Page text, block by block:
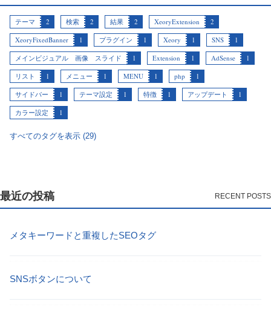
テーマ 2 検索 2 結果 2 XeoryExtension
2
XeoryFixedBanner
1 プラグイン 1 Xeory 1 SNS
1
メインビジュアル 画像 スライド
1 Extension 1 AdSense
1
リスト
1 メニュー 1 MENU 1 php
1
サイドバー
1 テーマ設定 1 特徴 1 アップデート
1
カラー設定
1
すべてのタグを表示 (29)
最近の投稿
メタキーワードと重複したSEOタグ
SNSボタンについて